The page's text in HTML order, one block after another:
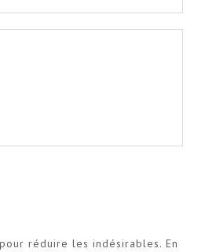
réduire les indésirables. En